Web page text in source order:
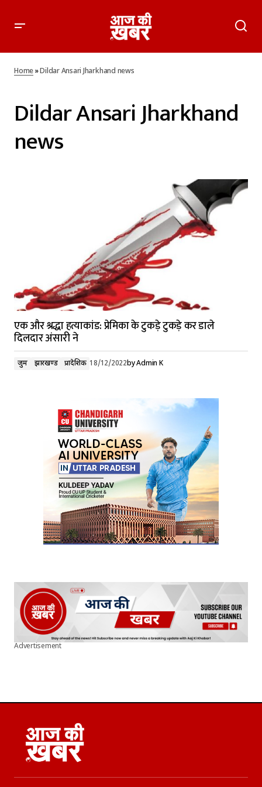
Home»Dildar Ansari Jharkhand news
Dildar Ansari Jharkhand
news
एक और श्रद्धा हत्याकांड: प्रेमिका के टुकड़े टुकड़े कर डाले
दिलदार अंसारी ने
जुर्म झारखण्ड प्रादेशिक 18/12/2022byAdmin K
Advertisement